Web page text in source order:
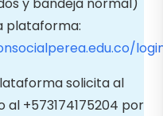
plataforma:
solicita al
al +573174175204 por